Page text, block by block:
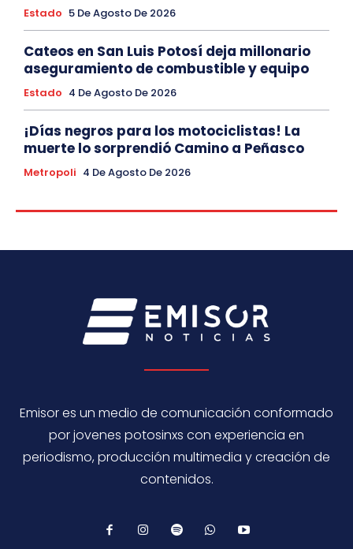
Estado 5 De Agosto De 2026
Cateos en San Luis Potosí deja millonario
aseguramiento de combustible y equipo
Estado 4 De Agosto De 2026
¡Días negros para los motociclistas! La
muerte lo sorprendió Camino a Peñasco
Metropoli 4 De Agosto De 2026
Emisor es un medio de comunicación conformado
por jovenes potosinxs con experiencia en
periodismo, producción multimedia y creación de
contenidos.